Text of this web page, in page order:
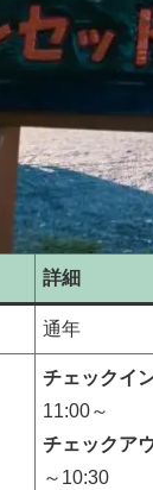
詳細
通年
チェックイ
11:00～
チェックア
～10:30